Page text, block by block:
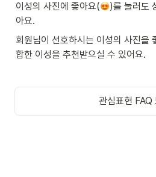
이성의 사진에 좋아요(
)를 눌러도
아요.
회원님이 선호하시는 이성의 사진을
합한 이성을 추천받으실 수 있어요.
관심표현 FAQ